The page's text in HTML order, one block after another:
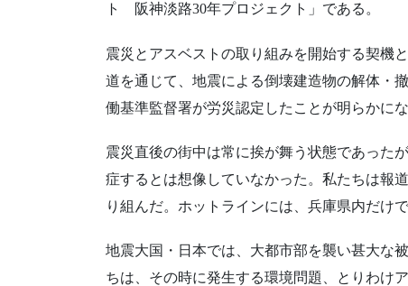
ト 阪神淡路30年プロジェクト」である。
震災とアスベストの取り組みを開始する契機
道を通じて、地震による倒壊建造物の解体・
働基準監督署が労災認定したことが明らかに
震災直後の街中は常に挨が舞う状態であった
症するとは想像していなかった。私たちは報
り組んだ。ホットラインには、兵庫県内だけ
地震大国・日本では、大都市部を襲い甚大な
ちは、その時に発生する環境問題、とりわけ